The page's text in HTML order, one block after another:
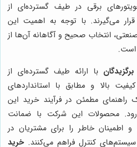
برقی در طیف گسترده‌ای از
قرار می‌گیرند. با توجه به اهمیت این
انتخاب صحیح و آگاهانه آن‌ها از
است.
با ارائه طیف گسترده‌ای از
بالا و مطابق با استانداردهای
راهنمای مطمئن در فرآیند خرید این
محصولات این شرکت با ضمانت
اطمینان خاطر را برای مشتریان در
سیستم‌های کنترل فراهم می‌کنند. خرید